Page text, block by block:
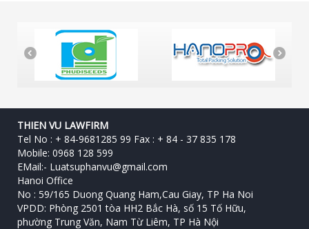
THIEN VU LAWFIRM
Tel No : + 84-9681285 99 Fax : + 84 - 37 835 178
Mobile: 0968 128 599
EMail:- Luatsuphanvu@gmail.com
Hanoi Office
No : 59/165 Duong Quang Ham,Cau Giay, TP Ha Noi
VPDD: Phòng 2501 tòa HH2 Bắc Hà, số 15 Tố Hữu, ‎
phường Trung Văn, Nam Từ Liêm, TP Hà Nội